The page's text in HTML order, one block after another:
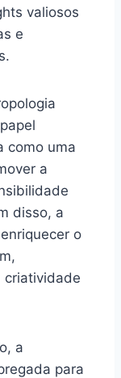
valiosos
e
como uma
a
disso, a
o
criatividade
a
para